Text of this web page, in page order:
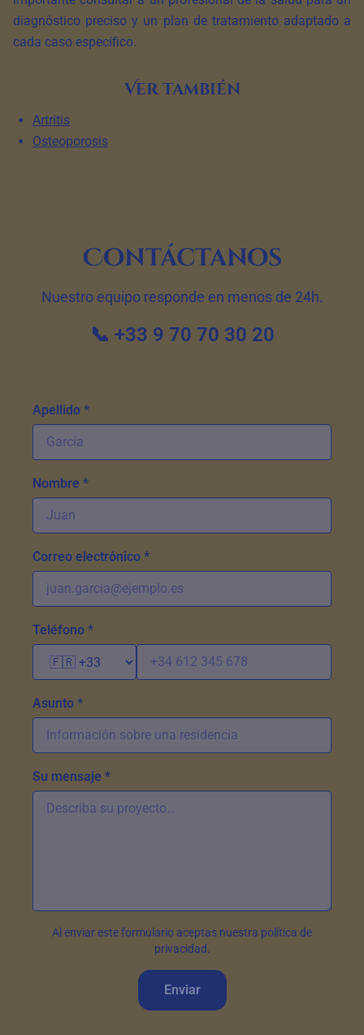
diagnóstico preciso y un plan de tratamiento adaptado a
cada caso específico.
Ver también
Artritis
Osteoporosis
Contáctanos
Nuestro equipo responde en menos de 24h.
📞 +33 9 70 70 30 20
Apellido *
Nombre *
Correo electrónico *
Teléfono *
Asunto *
Su mensaje *
Al enviar este formulario aceptas nuestra política de
privacidad.
Enviar